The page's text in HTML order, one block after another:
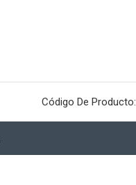
Código De Producto: